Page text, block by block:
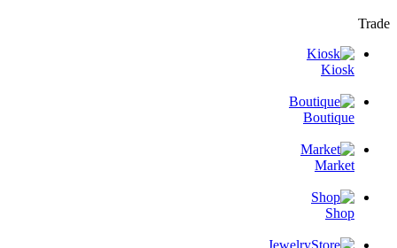
Trade
Kiosk
Boutique
Market
Shop